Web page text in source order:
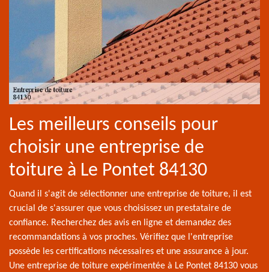
Les meilleurs conseils pour
choisir une entreprise de
toiture à Le Pontet 84130
Quand il s'agit de sélectionner une entreprise de toiture, il est
crucial de s'assurer que vous choisissez un prestataire de
confiance. Recherchez des avis en ligne et demandez des
recommandations à vos proches. Vérifiez que l'entreprise
possède les certifications nécessaires et une assurance à jour.
Une entreprise de toiture expérimentée à Le Pontet 84130 vous